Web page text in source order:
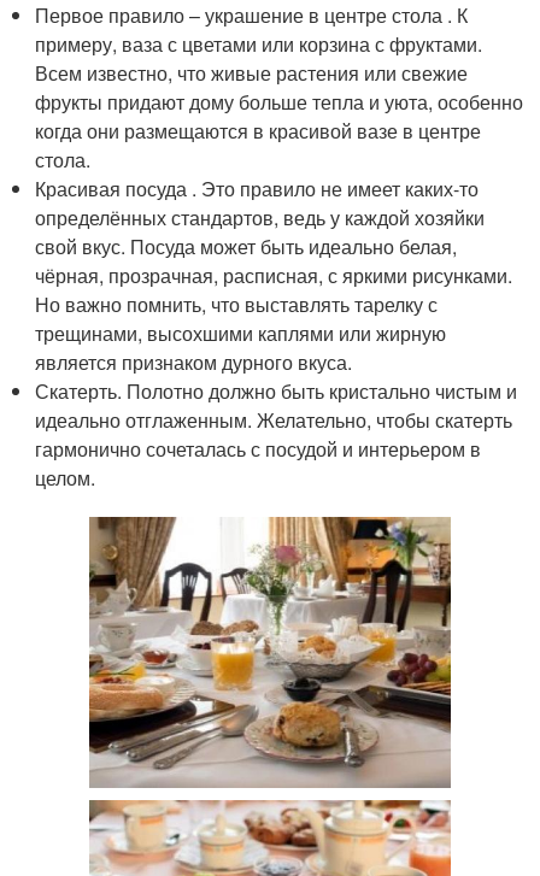
Первое правило – украшение в центре стола . К
примеру, ваза с цветами или корзина с фруктами.
Всем известно, что живые растения или свежие
фрукты придают дому больше тепла и уюта, особенно
когда они размещаются в красивой вазе в центре
стола.
Красивая посуда . Это правило не имеет каких-то
определённых стандартов, ведь у каждой хозяйки
свой вкус. Посуда может быть идеально белая,
чёрная, прозрачная, расписная, с яркими рисунками.
Но важно помнить, что выставлять тарелку с
трещинами, высохшими каплями или жирную
является признаком дурного вкуса.
Скатерть. Полотно должно быть кристально чистым и
идеально отглаженным. Желательно, чтобы скатерть
гармонично сочеталась с посудой и интерьером в
целом.